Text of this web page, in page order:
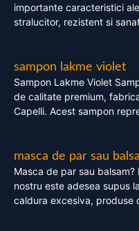
importante caracteristici
stralucitor, rezistent si
sampon lakme violet
Sampon Lakme Violet
de calitate premium,
Capelli. Acest sampon
masca de par sau
Masca de par sau
nostru este adesea supus
caldura excesiva, produse